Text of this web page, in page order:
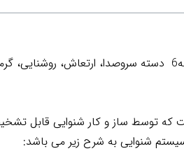
که توسط ساز و کار شنوایی قابل
شنوایی به شرح زیر می باشد: